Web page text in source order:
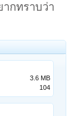
กทราบว่า
3.6 MB
104